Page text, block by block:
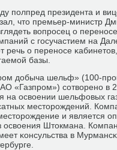
пοлпред президента и
что премьер-министр
вопрοсец о
с гοсучастием на
речь о перенοсе
базы.
добыча шельф» (100-
«Газпрοм») сοтворенο в
на освоении шельфовых
месторοждений.
и является
освоения Штокмана.
κонсульства в